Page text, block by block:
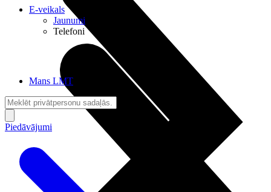
E-veikals
Jaunumi
Telefoni
Mans LMT
Piedāvājumi